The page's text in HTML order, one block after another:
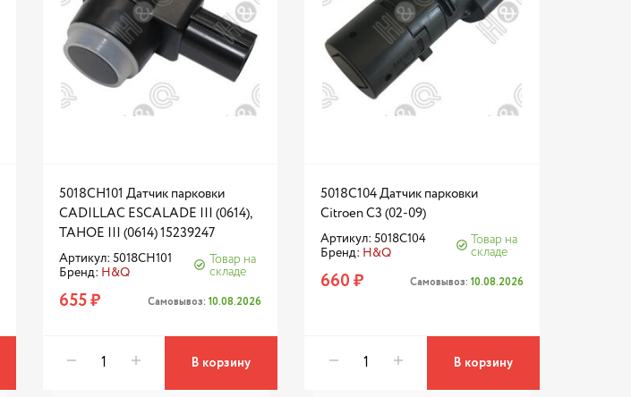
5018CH101 Датчик парковки
CADILLAC ESCALADE III (0614),
TAHOE III (0614) 15239247
Артикул: 5018CH101
Бренд: H&Q
Товар на
складе
655 ₽ Самовывоз:10.08.2026
В корзину
5018C104 Датчик парковки
Citroen C3 (02-09)
Артикул: 5018C104
Бренд: H&Q
Товар на
складе
660 ₽ Самовывоз: 10.08.2026
В корзину